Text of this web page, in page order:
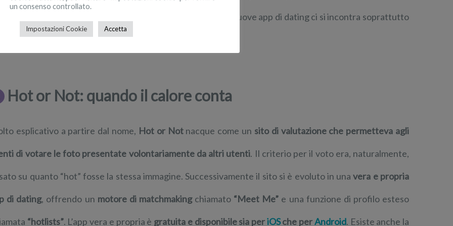
. Oggi, invece, con le nuove app di dating ci si incontra soprattutto
giovani e giovanissimi.
Hot or Not: quando il calore conta
esplicativo a partire dal nome, Hot or Not nacque come un sito di valutazione che permetteva agli
di votare le foto presentate volontariamente da altri utenti. Il criterio per il voto era, naturalmente,
su quanto “hot” fosse la stessa immagine. Successivamente il sito si è evoluto in unavera e propria
di dating, offrendo un motore di matchmakingchiamato “Meet Me” e una funzione di profilo esteso
“hotlists”. L’app vera e propria è gratuita e disponibile sia periOSche perAndroid. Esiste anche la
un consenso controllato.
Impostazioni Cookie Accetta